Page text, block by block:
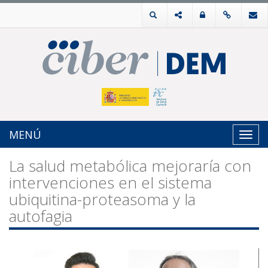
MENÚ
La salud metabólica mejoraría con
intervenciones en el sistema
ubiquitina-proteasoma y la
autofagia